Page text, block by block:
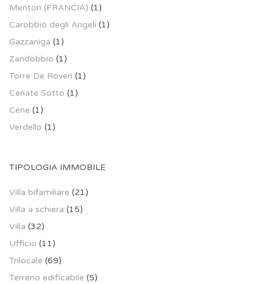
Menton (FRANCIA) (1)
Carobbio degli Angeli (1)
Gazzaniga (1)
Zandobbio (1)
Torre De Roveri (1)
Cenate Sotto (1)
Cene (1)
Verdello (1)
TIPOLOGIA IMMOBILE
Villa bifamiliare (21)
Villa a schiera (15)
Villa (32)
Ufficio (11)
Trilocale (69)
Terreno edificabile (5)